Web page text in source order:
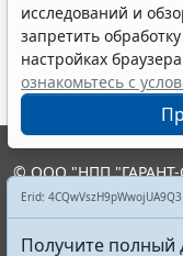
исследований и
запретить
настройках
ознакомьтесь с
Erid: 4CQwVszH9pWwojUA9Q3
Получите полный
© ООО "НПП "ГАРАНТ-
выпускается с 1990
являются
информации ГАРАНТ.